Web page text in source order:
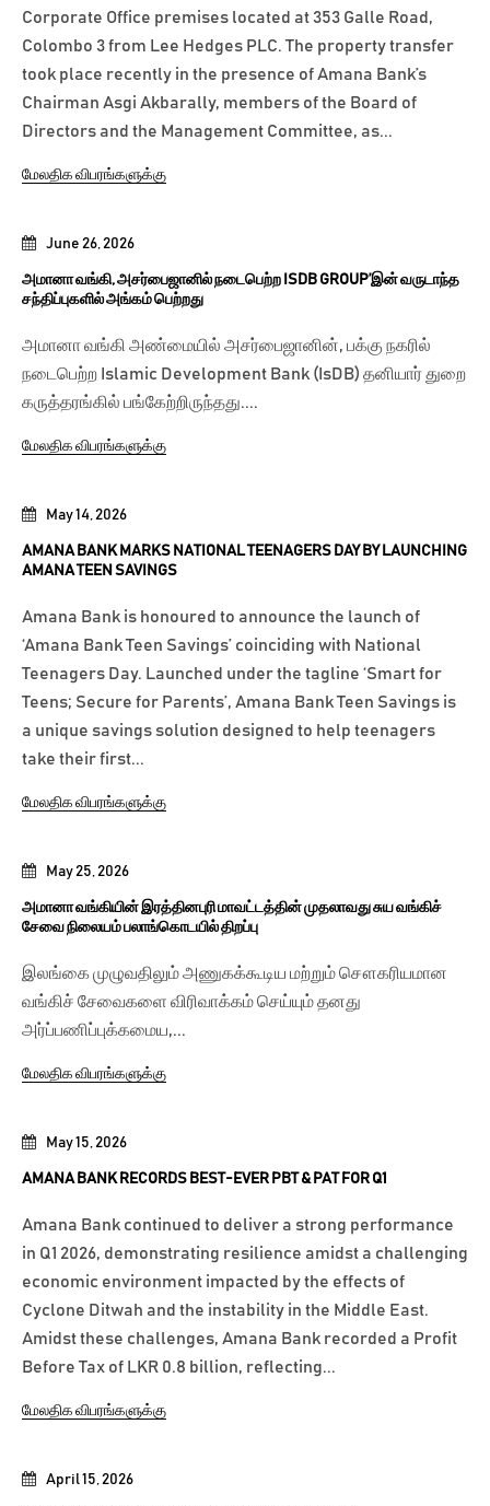
April 15, 2026
May 15, 2026
AMANA BANK RECORDS BEST-EVER PBT & PAT FOR Q1
Amana Bank continued to deliver a strong performance
in Q1 2026, demonstrating resilience amidst a challenging
economic environment impacted by the effects of
Cyclone Ditwah and the instability in the Middle East.
Amidst these challenges, Amana Bank recorded a Profit
Before Tax of LKR 0.8 billion, reflecting...
மேலதிக விபரங்களுக்கு
May 25, 2026
அமானா வங்கியின் இரத்தினபுரி மாவட்டத்தின் முதலாவது சுய வங்கிச்
சேவை நிலையம் பலாங்கொடயில் திறப்பு
இலங்கை முழுவதிலும் அணுகக்கூடிய மற்றும் சௌகரியமான
வங்கிச் சேவைகளை விரிவாக்கம் செய்யும் தனது
அர்ப்பணிப்புக்கமைய,...
மேலதிக விபரங்களுக்கு
May 14, 2026
AMANA BANK MARKS NATIONAL TEENAGERS DAY BY LAUNCHING
AMANA TEEN SAVINGS
Amana Bank is honoured to announce the launch of
‘Amana Bank Teen Savings’ coinciding with National
Teenagers Day. Launched under the tagline ‘Smart for
Teens; Secure for Parents’, Amana Bank Teen Savings is
a unique savings solution designed to help teenagers
take their first...
மேலதிக விபரங்களுக்கு
June 26, 2026
அமானா வங்கி, அசர்பைஜானில் நடைபெற்ற ISDB GROUP’இன் வருடாந்த
சந்திப்புகளில் அங்கம் பெற்றது
அமானா வங்கி அண்மையில் அசர்பைஜானின், பக்கு நகரில்
நடைபெற்ற Islamic Development Bank (IsDB) தனியார் துறை
கருத்தரங்கில் பங்கேற்றிருந்தது....
மேலதிக விபரங்களுக்கு
Corporate Office premises located at 353 Galle Road,
Colombo 3 from Lee Hedges PLC. The property transfer
took place recently in the presence of Amana Bank’s
Chairman Asgi Akbarally, members of the Board of
Directors and the Management Committee, as...
மேலதிக விபரங்களுக்கு